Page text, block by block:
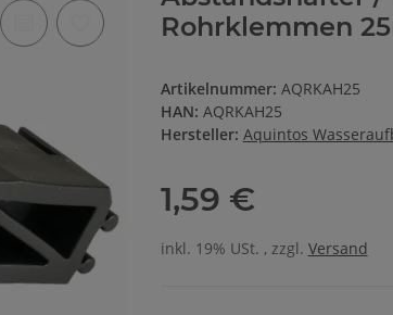
Rohrklemmen
Artikelnummer: AQRKAH25
HAN: AQRKAH25
Hersteller: Aquintos
1,59 €
inkl. 19% USt. , zzgl. Versand